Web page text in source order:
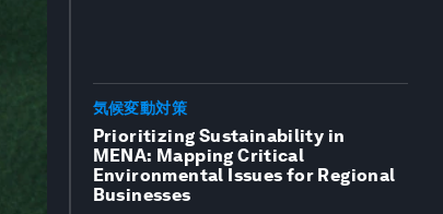
気候変動対策
Prioritizing Sustainability in
MENA: Mapping Critical
Environmental Issues for Regional
Businesses